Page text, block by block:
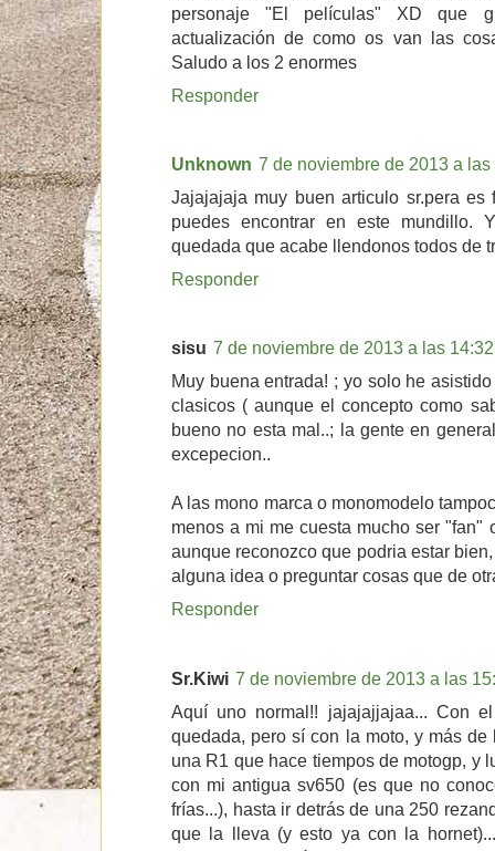
personaje "El películas" XD que
actualización de como os van las
Saludo a los 2 enormes
Responder
Unknown 7 de noviembre de 2013 a las
Jajajajaja muy buen articulo sr.pera
puedes encontrar en este mundillo.
quedada que acabe llendonos todos de
Responder
sisu 7 de noviembre de 2013 a las 14:32
Muy buena entrada! ; yo solo he
clasicos ( aunque el concepto como
bueno no esta mal..; la gente en
excepecion..
A las mono marca o monomodelo
menos a mi me cuesta mucho ser
aunque reconozco que podria estar
alguna idea o preguntar cosas que de
Responder
Sr.Kiwi 7 de noviembre de 2013 a las
Aquí uno normal!! jajajajjajaa... Con
quedada, pero sí con la moto, y más
una R1 que hace tiempos de motogp, y
con mi antigua sv650 (es que no
frías...), hasta ir detrás de una 250
que la lleva (y esto ya con la